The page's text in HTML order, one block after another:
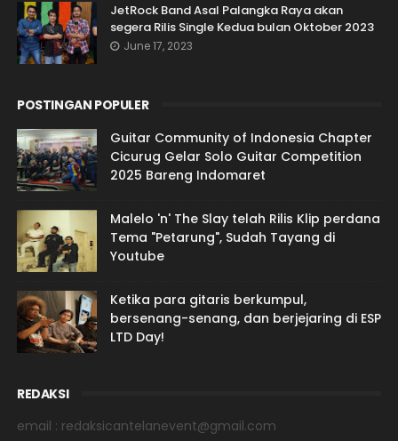
JetRock Band Asal Palangka Raya akan
segera Rilis Single Kedua bulan Oktober 2023
June 17, 2023
POSTINGAN POPULER
Guitar Community of Indonesia Chapter
Cicurug Gelar Solo Guitar Competition
2025 Bareng Indomaret
Malelo 'n' The Slay telah Rilis Klip perdana
Tema "Petarung", Sudah Tayang di
Youtube
Ketika para gitaris berkumpul,
bersenang-senang, dan berjejaring di ESP
LTD Day!
REDAKSI
email : redaksicantelanevent@gmail.com